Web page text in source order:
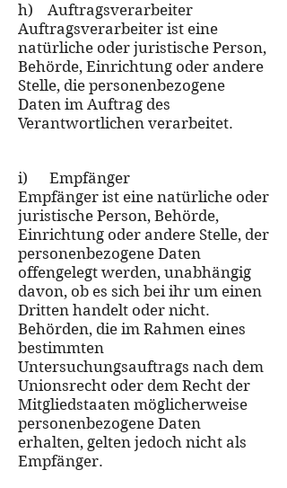
h) Auftragsverarbeiter
Auftragsverarbeiter ist eine
natürliche oder juristische Person,
Behörde, Einrichtung oder andere
Stelle, die personenbezogene
Daten im Auftrag des
Verantwortlichen verarbeitet.
i) Empfänger
Empfänger ist eine natürliche oder
juristische Person, Behörde,
Einrichtung oder andere Stelle, der
personenbezogene Daten
offengelegt werden, unabhängig
davon, ob es sich bei ihr um einen
Dritten handelt oder nicht.
Behörden, die im Rahmen eines
bestimmten
Untersuchungsauftrags nach dem
Unionsrecht oder dem Recht der
Mitgliedstaaten möglicherweise
personenbezogene Daten
erhalten, gelten jedoch nicht als
Empfänger.